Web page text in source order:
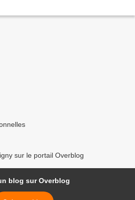
sur le portail Overblog
blog sur Overblog